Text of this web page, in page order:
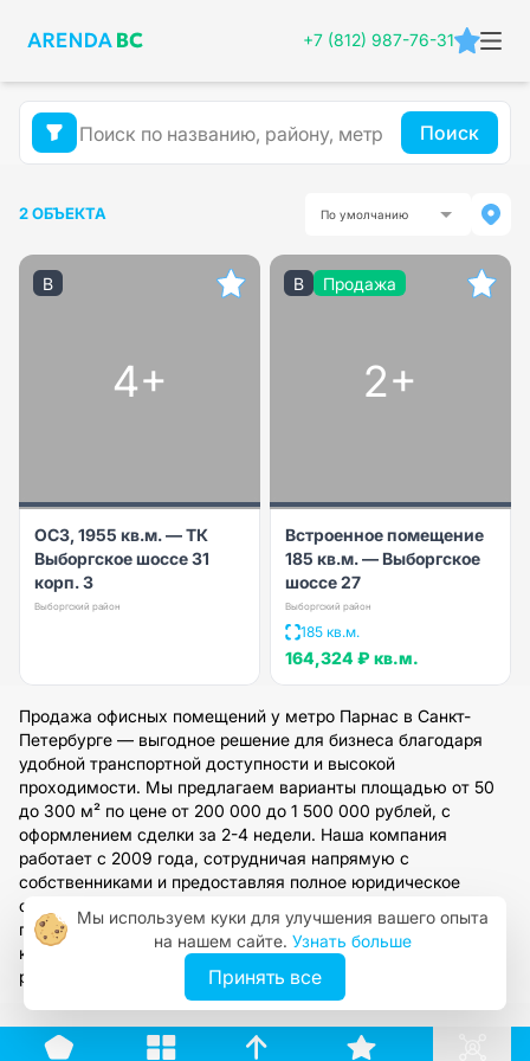
+7 (812) 987-76-31
Поиск
2 ОБЪЕКТА По умолчанию
B
4+
ОСЗ, 1955 кв.м. — ТК
Выборгское шоссе 31
корп. 3
Выборгский район
B Продажа
2+
Встроенное помещение
185 кв.м. — Выборгское
шоссе 27
Выборгский район
185 кв.м.
164,324 ₽ кв.м.
Продажа офисных помещений у метро Парнас в Санкт-
Петербурге — выгодное решение для бизнеса благодаря
удобной транспортной доступности и высокой
проходимости. Мы предлагаем варианты площадью от 50
до 300 м² по цене от 200 000 до 1 500 000 рублей, с
оформлением сделки за 2-4 недели. Наша компания
работает с 2009 года, сотрудничая напрямую с
собственниками и предоставляя полное юридическое
сопровождение. Оставьте заявку на сайте, чтобы получить
персональный подбор проверенных объектов и
консультацию по продаже офисов в этом динамичном
районе.
Мы используем куки для улучшения вашего опыта
на нашем сайте. Узнать больше
Принять все